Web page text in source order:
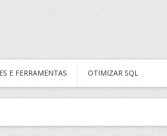
E FERRAMENTAS OTIMIZAR SQL